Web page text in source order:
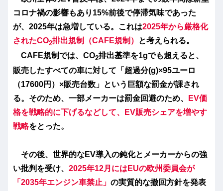
コロナ禍の影響もあり15%前後で停滞気味であった
が、2025年は急増している。これは2025年から厳格化
されたCO2排出規制（CAFE規制）
と考えられる。
CAFE規制では、CO2排出基準を1gでも超えると、
販売したすべての車に対して「超過分(g)×95ユーロ
（17600円）×販売台数」という巨額な罰金が課され
る。そのため、一部メーカーは罰金回避のため、
EV価
格を戦略的に下げるなどして、EV販売シェアを増やす
戦略をとった。
その後、世界的なEV導入の鈍化とメーカーからの強
い批判を受け、 2025年12月にはEUの欧州委員会が
「2035年エンジン車禁止」 の実質的な撤回方針を発表